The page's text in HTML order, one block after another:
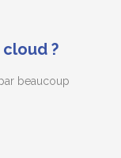
?
beaucoup